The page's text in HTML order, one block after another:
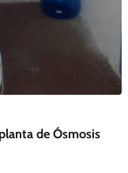
de Ósmosis